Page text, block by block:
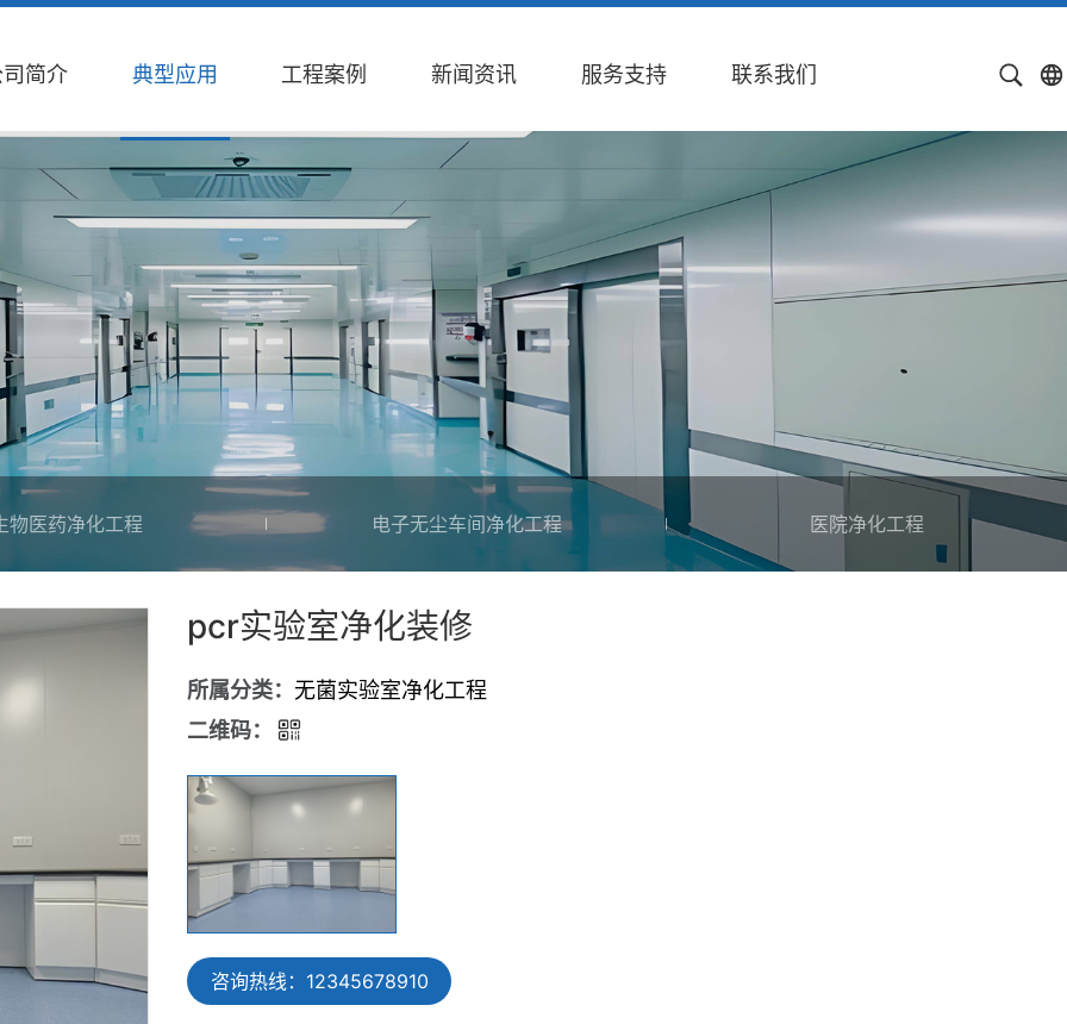
简介 典型应用 工程案例 新闻资讯 服务支持 联系我们
物医药净化工程 电子无尘车间净化工程 医院净化工程
pcr实验室净化装修
所属分类： 无菌实验室净化工程
二维码：
咨询热线：12345678910